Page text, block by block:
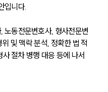
입니다.
노동전문변호사, 형사전문변
및 맥락 분석, 정확한 법 적
절차 병행 대응 등에 나서